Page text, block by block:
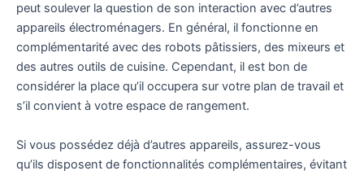
peut soulever la question de son interaction avec d’autres
appareils électroménagers. En général, il fonctionne en
complémentarité avec des robots pâtissiers, des mixeurs et
des autres outils de cuisine. Cependant, il est bon de
considérer la place qu’il occupera sur votre plan de travail et
s’il convient à votre espace de rangement.
Si vous possédez déjà d’autres appareils, assurez-vous
qu’ils disposent de fonctionnalités complémentaires, évitant